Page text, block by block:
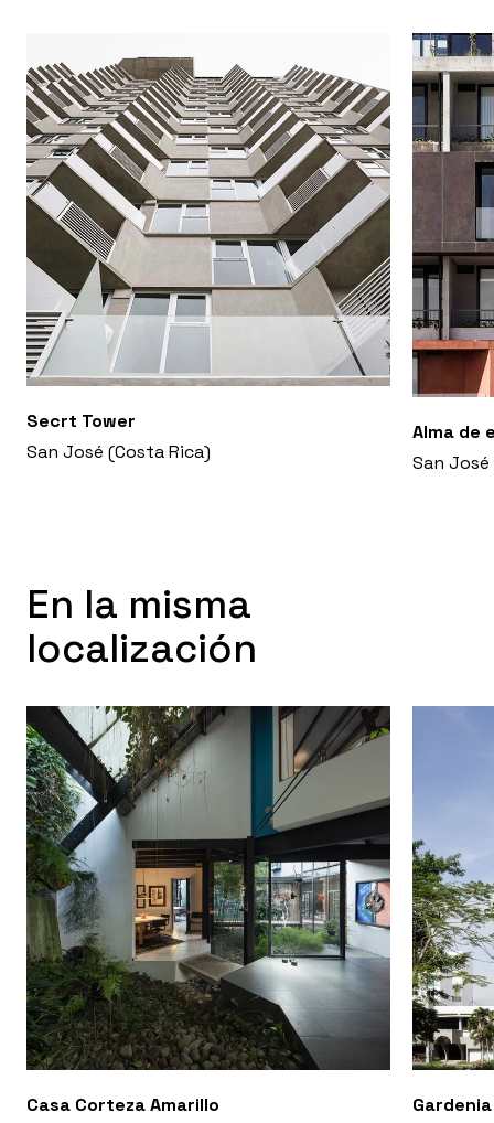
Secrt Tower
San José (Costa Rica)
Alma de
San
En la misma
localización
Casa Corteza Amarillo
Gardenia